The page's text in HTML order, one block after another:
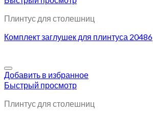
Плинтус для столешниц
Комплект заглушек для плинтуса 20486
Добавить в избранное
Быстрый просмотр
Плинтус для столешниц